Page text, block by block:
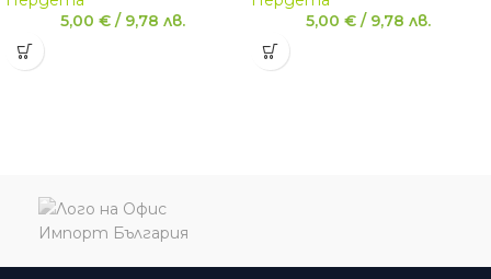
5,00 € / 9,78 лв.
5,00 € / 9,78 лв.